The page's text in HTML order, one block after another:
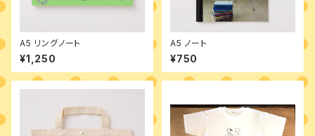
A5 リングノート
¥1,250
A5 ノート
¥750